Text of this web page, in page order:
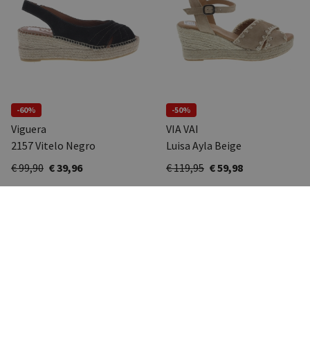
-60%
Viguera
2157 Vitelo Negro
€ 99,90 € 39,96
-50%
VIA VAI
Luisa Ayla Beige
€ 119,95 € 59,98